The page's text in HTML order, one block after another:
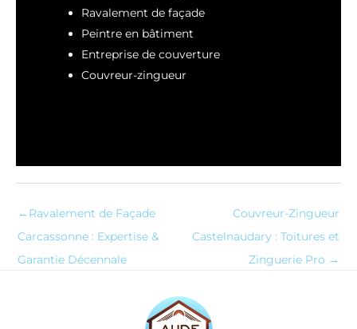
Ravalement de façade
Peintre en bâtiment
Entreprise de couverture
Couvreur-zingueur
← Ravalement de Façade
Carcassonne : Expertise &
Garantie Décennale
Couvreur-Zingueur
Castelnaudary : Toitures et
Zinguerie Pro →